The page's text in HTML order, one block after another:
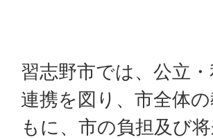
習志野市では、公立
連携を図り、市全体
もに、市の負担及び